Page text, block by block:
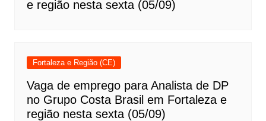
e região nesta sexta (05/09)
Fortaleza e Região (CE)
Vaga de emprego para Analista de DP
no Grupo Costa Brasil em Fortaleza e
região nesta sexta (05/09)